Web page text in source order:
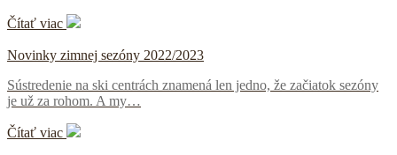
Čítať viac
Novinky zimnej sezóny 2022/2023
Sústredenie na ski centrách znamená len jedno, že začiatok sezóny
je už za rohom. A my…
Čítať viac